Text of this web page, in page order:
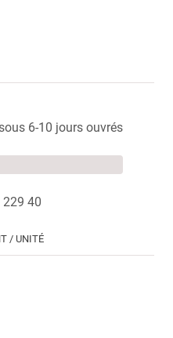
6-10 jours ouvrés
229 40
/ UNITÉ